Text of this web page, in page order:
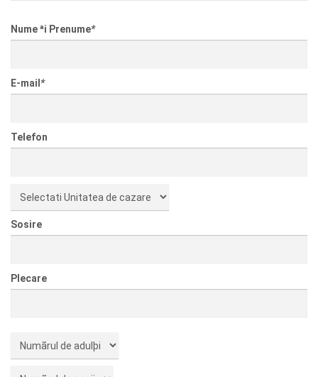
Nume ªi Prenume*
E-mail *
Telefon
Sosire
Plecare